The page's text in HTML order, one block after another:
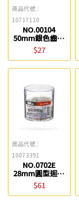
商品代號 :
10717110
NO.00104
50mm銀色齒形
圓型特大迴紋針
(100入) ABEL
$27
商品代號 :
10073391
NO.0702E
28mm圓型迴紋
針 SDI
$61